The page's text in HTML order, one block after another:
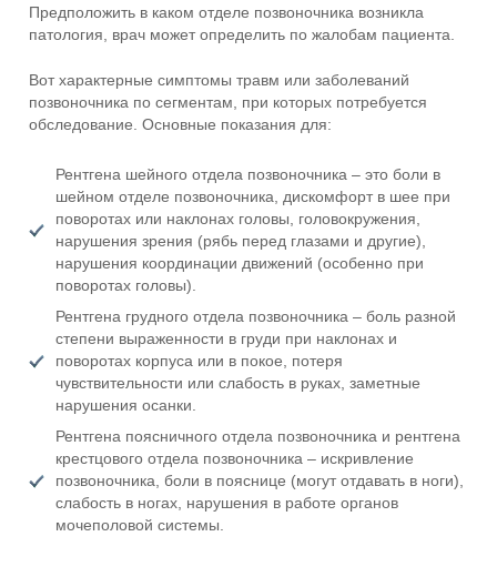
Предположить в каком отделе позвоночника возникла
патология, врач может определить по жалобам пациента.
Вот характерные симптомы травм или заболеваний
позвоночника по сегментам, при которых потребуется
обследование. Основные показания для:
Рентгена шейного отдела позвоночника – это боли в
шейном отделе позвоночника, дискомфорт в шее при
поворотах или наклонах головы, головокружения,
нарушения зрения (рябь перед глазами и другие),
нарушения координации движений (особенно при
поворотах головы).
Рентгена грудного отдела позвоночника – боль разной
степени выраженности в груди при наклонах и
поворотах корпуса или в покое, потеря
чувствительности или слабость в руках, заметные
нарушения осанки.
Рентгена поясничного отдела позвоночника и рентгена
крестцового отдела позвоночника – искривление
позвоночника, боли в пояснице (могут отдавать в ноги),
слабость в ногах, нарушения в работе органов
мочеполовой системы.